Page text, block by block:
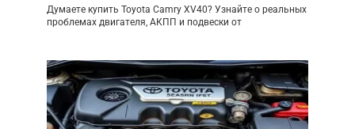
Думаете купить Toyota Camry XV40? Узнайте о реальных
проблемах двигателя, АКПП и подвески от